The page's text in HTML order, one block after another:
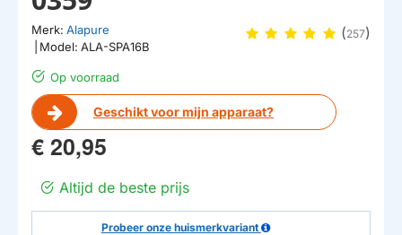
Op voorraad
Geschikt voor mijn apparaat?
Merk: Alapure
Model: ALA-SPA16B
(257)
€ 20,95
Altijd de beste prijs
Probeer onze huismerkvariant